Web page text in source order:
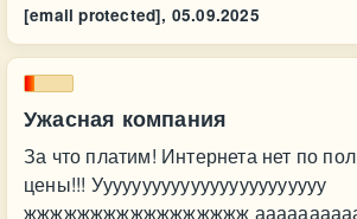
[email protected], 05.09.2025
Ужасная компания
За что платим! Интернета нет по
цены!!! Уууууууууууууууууууууууу
жжжжжжжжжжжжжжжжж